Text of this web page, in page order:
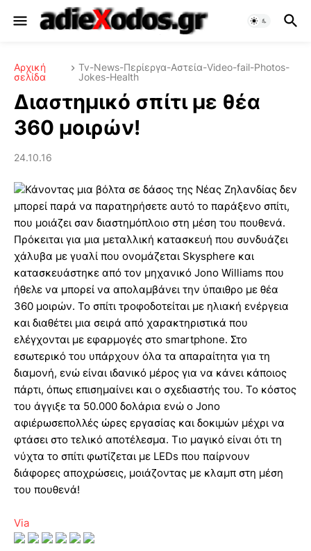
Αρχική
σελίδα
Tv-News-Περίεργα-Αστεία-Video-fail-Photos-
Jokes-Health
Διαστημικό σπίτι με θέα
360 μοιρών!
24.10.16
Κάνοντας μια βόλτα σε δάσος της Νέας Ζηλανδίας δεν
μπορεί παρά να παρατηρήσετε αυτό το παράξενο σπίτι,
που μοιάζει σαν διαστημόπλοιο στη μέση του πουθενά.
Πρόκειται για μια μεταλλική κατασκευή που συνδυάζει
χάλυβα με γυαλί που ονομάζεται Skysphere και
κατασκευάστηκε από τον μηχανικό Jono Williams που
ήθελε να μπορεί να απολαμβάνει την ύπαιθρο με θέα
360 μοιρών. Το σπίτι τροφοδοτείται με ηλιακή ενέργεια
και διαθέτει μια σειρά από χαρακτηριστικά που
ελέγχονται με εφαρμογές στο smartphone. Στο
εσωτερικό του υπάρχουν όλα τα απαραίτητα για τη
διαμονή, ενώ είναι ιδανικό μέρος για να κάνει κάποιος
πάρτι, όπως επισημαίνει και ο σχεδιαστής του. Το κόστος
του άγγιξε τα 50.000 δολάρια ενώ ο Jono
αφιέρωσεπολλές ώρες εργασίας και δοκιμών μέχρι να
φτάσει στο τελικό αποτέλεσμα. Τιο μαγικό είναι ότι τη
νύχτα το σπίτι φωτίζεται με LEDs που παίρνουν
διάφορες αποχρώσεις, μοιάζοντας με κλαμπ στη μέση
του πουθενά!
Via